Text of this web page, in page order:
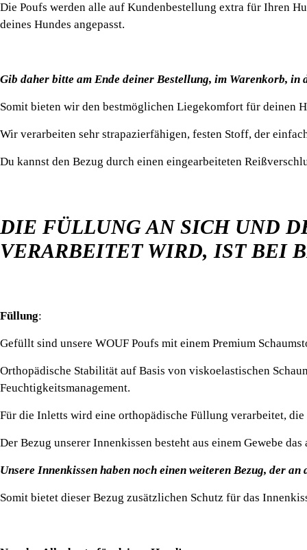
Die Poufs werden alle auf Kundenbestellung extra für Ihren
deines Hundes angepasst.
Gib daher bitte am Ende deiner Bestellung, im Warenkorb, in
Somit bieten wir den bestmöglichen Liegekomfort für deinen
Wir verarbeiten sehr strapazierfähigen, festen Stoff, der
Du kannst den Bezug durch einen eingearbeiteten
DIE FÜLLUNG AN SICH UND
VERARBEITET WIRD, IST BEI
Füllung:
Gefüllt sind unsere WOUF Poufs mit einem Premium
Orthopädische Stabilität auf Basis von viskoelastischen
Feuchtigkeitsmanagement.
Für die Inletts wird eine orthopädische Füllung verarbeitet,
Der Bezug unserer Innenkissen besteht aus einem Gewebe
Unsere Innenkissen haben noch einen weiteren Bezug, der
Somit bietet dieser Bezug zusätzlichen Schutz für das